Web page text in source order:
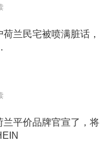
兰民宅被喷满脏话，
兰平价品牌官宣了，将